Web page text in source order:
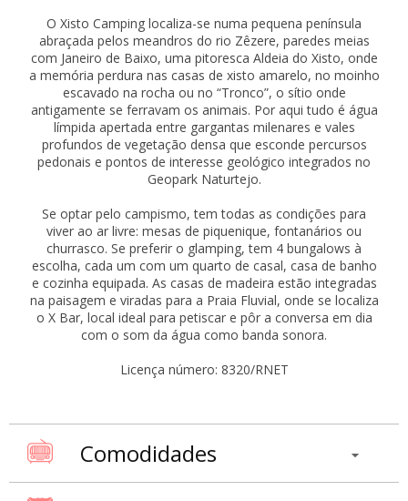
O Xisto Camping localiza-se numa pequena península
abraçada pelos meandros do rio Zêzere, paredes meias
com Janeiro de Baixo, uma pitoresca Aldeia do Xisto, onde
a memória perdura nas casas de xisto amarelo, no moinho
escavado na rocha ou no “Tronco”, o sítio onde
antigamente se ferravam os animais. Por aqui tudo é água
límpida apertada entre gargantas milenares e vales
profundos de vegetação densa que esconde percursos
pedonais e pontos de interesse geológico integrados no
Geopark Naturtejo.
Se optar pelo campismo, tem todas as condições para
viver ao ar livre: mesas de piquenique, fontanários ou
churrasco. Se preferir o glamping, tem 4 bungalows à
escolha, cada um com um quarto de casal, casa de banho
e cozinha equipada. As casas de madeira estão integradas
na paisagem e viradas para a Praia Fluvial, onde se localiza
o X Bar, local ideal para petiscar e pôr a conversa em dia
com o som da água como banda sonora.
Licença número: 8320/RNET
Comodidades